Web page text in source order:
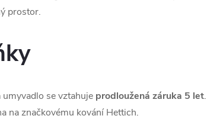
prostor.
se vztahuje prodloužená záruka 5 let.
na značkovému kování Hettich.